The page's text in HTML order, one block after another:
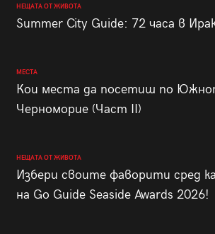
НЕЩАТА ОТ ЖИВОТА
Summer City Guide: 72 часа в
МЕСТА
Кои места да посетиш по
Черноморие (Част II)
НЕЩАТА ОТ ЖИВОТА
Избери своите фаворити сред
на Go Guide Seaside Awards 2026!